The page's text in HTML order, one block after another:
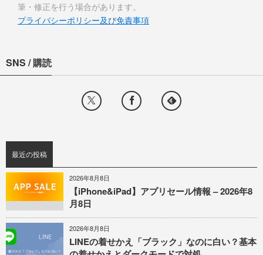
筆・修正を行う場合があります。
プライバシーポリシー及び免責事項
SNS / 購読
最近の投稿
2026年8月8日
【iPhone&iPad】アプリセール情報 – 2026年8
月8日
2026年8月8日
LINEの着せかえ「ブラック」なのに白い？基本